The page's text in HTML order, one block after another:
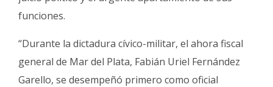
funciones.
“Durante la dictadura cívico-militar, el ahora fiscal
general de Mar del Plata, Fabián Uriel Fernández
Garello, se desempeñó primero como oficial